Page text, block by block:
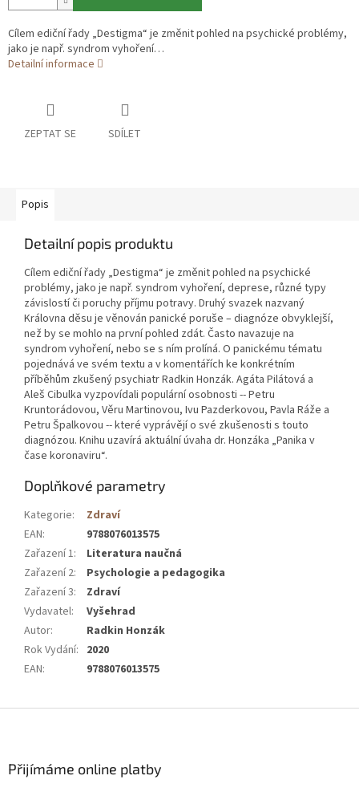
Cílem ediční řady „Destigma“ je změnit pohled na psychické problémy,
jako je např. syndrom vyhoření…
Detailní informace
ZEPTAT SE SDÍLET
Popis
Detailní popis produktu
Cílem ediční řady „Destigma“ je změnit pohled na psychické
problémy, jako je např. syndrom vyhoření, deprese, různé typy
závislostí či poruchy příjmu potravy. Druhý svazek nazvaný
Královna děsu je věnován panické poruše – diagnóze obvyklejší,
než by se mohlo na první pohled zdát. Často navazuje na
syndrom vyhoření, nebo se s ním prolíná. O panickému tématu
pojednává ve svém textu a v komentářích ke konkrétním
příběhům zkušený psychiatr Radkin Honzák. Agáta Pilátová a
Aleš Cibulka vyzpovídali populární osobnosti -- Petru
Kruntorádovou, Věru Martinovou, Ivu Pazderkovou, Pavla Ráže a
Petru Špalkovou -- které vyprávějí o své zkušenosti s touto
diagnózou. Knihu uzavírá aktuální úvaha dr. Honzáka „Panika v
čase koronaviru“.
Doplňkové parametry
Kategorie:
Zdraví
EAN:
9788076013575
Zařazení 1:
Literatura naučná
Zařazení 2:
Psychologie a pedagogika
Zařazení 3:
Zdraví
Vydavatel:
Vyšehrad
Autor:
Radkin Honzák
Rok Vydání: 2020
EAN: 9788076013575
Přijímáme online platby